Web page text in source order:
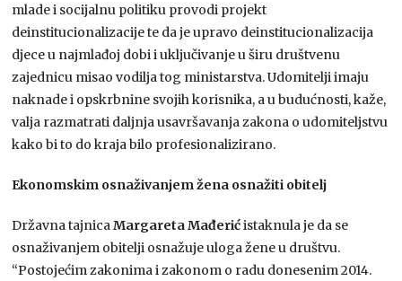
mlade i socijalnu politiku provodi projekt
deinstitucionalizacije te da je upravo deinstitucionalizacija
djece u najmlađoj dobi i uključivanje u širu društvenu
zajednicu misao vodilja tog ministarstva. Udomitelji imaju
naknade i opskrbnine svojih korisnika, a u budućnosti, kaže,
valja razmatrati daljnja usavršavanja zakona o udomiteljstvu
kako bi to do kraja bilo profesionalizirano.
Ekonomskim osnaživanjem žena osnažiti obitelj
Državna tajnicaMargareta Mađerićistaknula je da se
osnaživanjem obitelji osnažuje uloga žene u društvu.
“Postojećim zakonima i zakonom o radu donesenim 2014.